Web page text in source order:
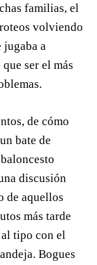
familias, el
volviendo
jugaba a
ser el más
de cómo
bate de
discusión
de aquellos
más tarde
al tipo con el
Bogues